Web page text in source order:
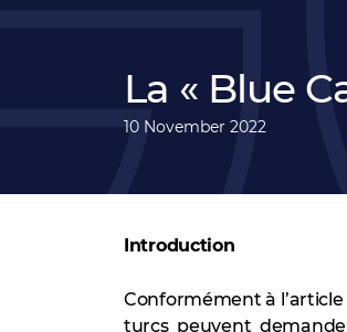
La « Blue
10 November 2022
Introduction
Conformément à l’article
turcs peuvent